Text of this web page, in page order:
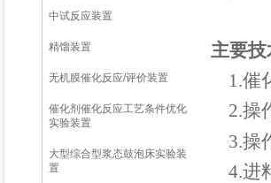
中试反应装置
精馏装置
无机膜催化反应/评价装置
催化剂催化反应工艺条件优化
实验装置
大型综合型浆态鼓泡床实验装
置
主要技
1.催
2.操
3.操
4.进